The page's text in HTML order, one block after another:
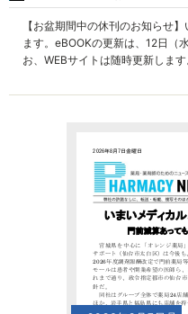
【お盆期間中の休刊のお知らせ
ます。eBOOKの更新は、12日（
お、WEBサイトは随時更新します